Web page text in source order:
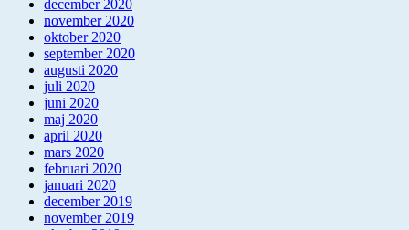
december 2020
november 2020
oktober 2020
september 2020
augusti 2020
juli 2020
juni 2020
maj 2020
april 2020
mars 2020
februari 2020
januari 2020
december 2019
november 2019